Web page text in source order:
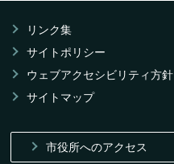
リンク集
サイトポリシー
ウェブアクセシビリティ方針
サイトマップ
市役所へのアクセス